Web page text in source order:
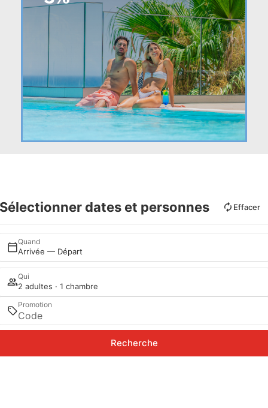
Sélectionner dates et personnes Effacer
Quand
Arrivée — Départ
Qui
2 adultes · 1 chambre
Promotion
Recherche